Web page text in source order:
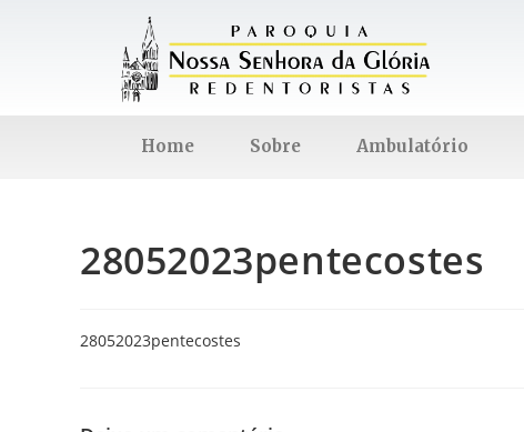
Home Sobre Ambulatório
28052023pentecostes
28052023pentecostes